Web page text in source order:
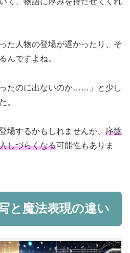
た人物の登場が遅かったり、そ
んですよね。
たのに出ないのか……」と少し
。
場するかもしれませんが、 序盤
しづらくなる可能性もありま
と魔法表現の違い